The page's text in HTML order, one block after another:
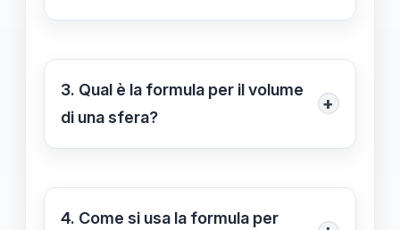
Il volume di un cilindro si calcola con
raggio della base e "h" è l'altezza.
3. Qual è la formula per il volume
di una sfera?
+
La formula per calcolare il volume di
raggio della sfera.
4. Come si usa la formula per